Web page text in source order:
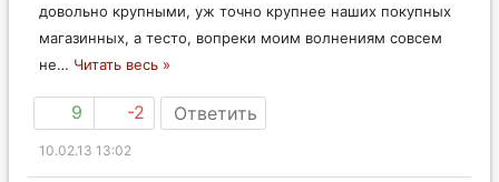
довольно крупными, уж точно крупнее наших покупных
магазинных, а тесто, вопреки моим волнениям совсем
не… Читать весь »
9 -2 Ответить
10.02.13 13:02